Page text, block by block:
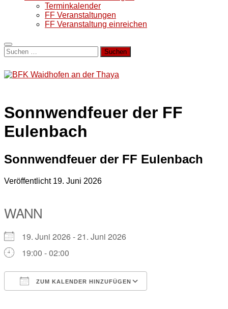
Terminkalender
FF Veranstaltungen
FF Veranstaltung einreichen
Suchen
nach:
Sonnwendfeuer der FF
Eulenbach
Sonnwendfeuer der FF Eulenbach
Veröffentlicht 19. Juni 2026
WANN
19. Juni 2026 - 21. Juni 2026
19:00 - 02:00
ZUM KALENDER HINZUFÜGEN